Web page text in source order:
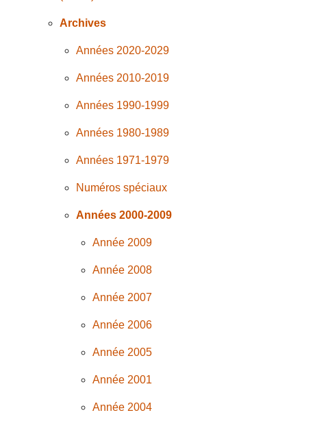
Archives
Années 2020-2029
Années 2010-2019
Années 1990-1999
Années 1980-1989
Années 1971-1979
Numéros spéciaux
Années 2000-2009
Année 2009
Année 2008
Année 2007
Année 2006
Année 2005
Année 2001
Année 2004